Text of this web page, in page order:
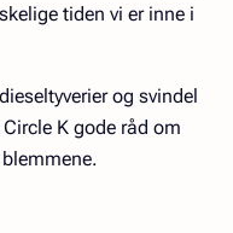
tiden vi er inne i
og svindel
K gode råd om